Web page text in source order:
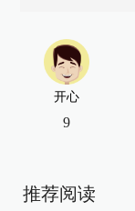
开心
9
推荐阅读